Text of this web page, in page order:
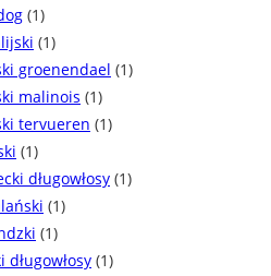
(1)
(1)
groenendael (1)
malinois (1)
tervueren (1)
(1)
długowłosy (1)
(1)
(1)
długowłosy (1)